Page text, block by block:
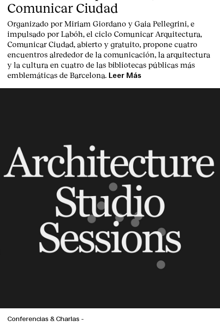
Index
Comunicar Ciudad
Organizado por Miriam Giordano y Gaia Pellegrini, e
impulsado por Labóh, el ciclo Comunicar Arquitectura,
Comunicar Ciudad, abierto y gratuito, propone cuatro
encuentros alrededor de la comunicación, la arquitectura
y la cultura en cuatro de las bibliotecas públicas más
emblemáticas de Barcelona. Leer Más
Conferencias & Charlas -